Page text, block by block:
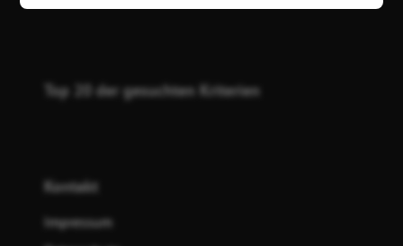
Top 20 der gesuchten Kriterien
Kontakt
Impressum